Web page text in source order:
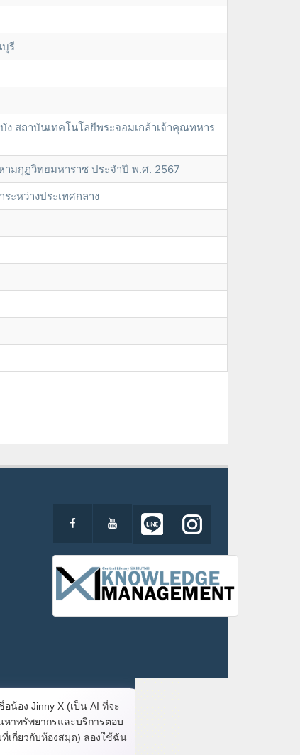
รี
สถาบันเทคโนโลยีพระจอมเกล้าเจ้าคุณทหาร
ามกุฏวิทยมหาราช ประจำปี พ.ศ. 2567
หว่างประเทศกลาง
172.22.0.2 Client : 216.73.216.214192.168.5.245
อน้อง Jinny X (เป็น AI ที่จะ
หาทรัพยากรและบริการตอบ
ที่เกี่ยวกับห้องสมุด) ลองใช้ฉัน